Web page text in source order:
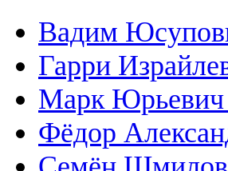
Вадим
Гарри
Марк Юрьевич
Фёдор